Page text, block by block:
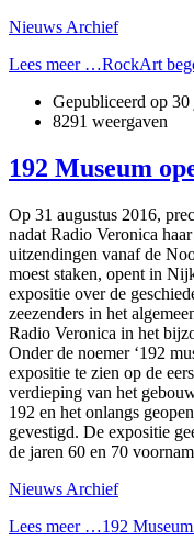
Nieuws Archief
Lees meer …RockArt
Gepubliceerd op 30
8291 weergaven
192 Museum
Op 31 augustus 2016,
nadat Radio Veronica haar
uitzendingen vanaf de
moest staken, opent in
expositie over de
zeezenders in het
Radio Veronica in het
Onder de noemer ‘192
expositie te zien op de
verdieping van het
192 en het onlangs
gevestigd. De expositie
de jaren 60 en 70
Nieuws Archief
Lees meer …192 Museum